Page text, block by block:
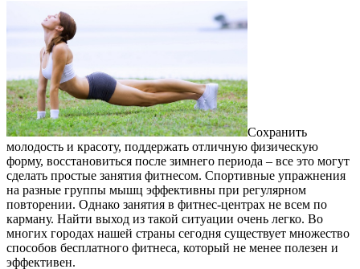
Сохранить
молодость и красоту, поддержать отличную физическую
форму, восстановиться после зимнего периода – все это могут
сделать простые занятия фитнесом. Спортивные упражнения
на разные группы мышц эффективны при регулярном
повторении. Однако занятия в фитнес-центрах не всем по
карману. Найти выход из такой ситуации очень легко. Во
многих городах нашей страны сегодня существует множество
способов бесплатного фитнеса, который не менее полезен и
эффективен.